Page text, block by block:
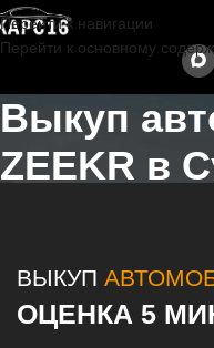
Перейти к навигации
Перейти к основному
Выкуп
ZEEKR в
ВЫКУП
ОЦЕНКА 5